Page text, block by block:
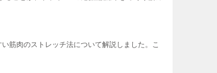
筋肉のストレッチ法について解説しました。こ